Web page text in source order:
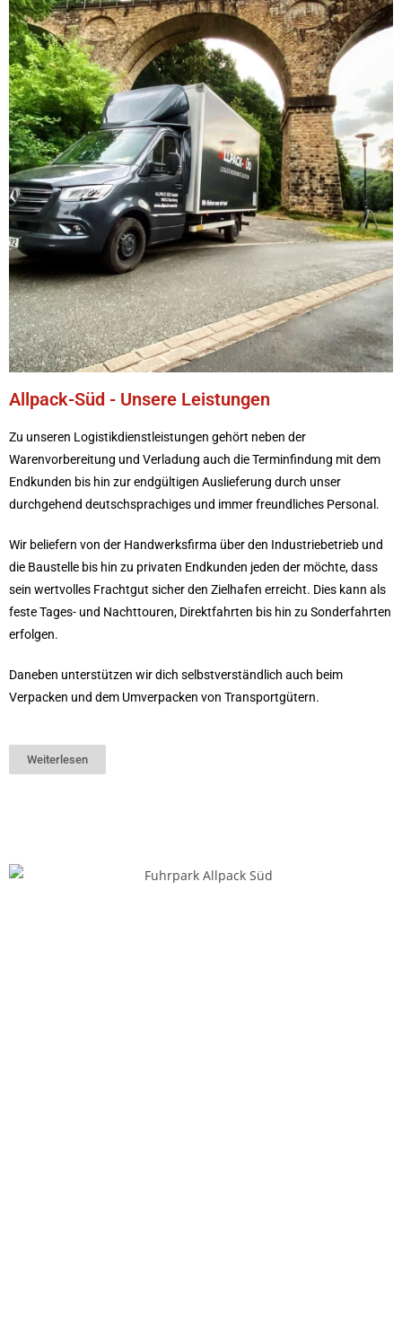
Allpack-Süd - Unsere Leistungen
Zu unseren Logistikdienstleistungen gehört neben der
Warenvorbereitung und Verladung auch die Terminfindung mit dem
Endkunden bis hin zur endgültigen Auslieferung durch unser
durchgehend deutschsprachiges und immer freundliches Personal.
Wir beliefern von der Handwerksfirma über den Industriebetrieb und
die Baustelle bis hin zu privaten Endkunden jeden der möchte, dass
sein wertvolles Frachtgut sicher den Zielhafen erreicht. Dies kann als
feste Tages- und Nachttouren, Direktfahrten bis hin zu Sonderfahrten
erfolgen.
Daneben unterstützen wir dich selbstverständlich auch beim
Verpacken und dem Umverpacken von Transportgütern.
Weiterlesen